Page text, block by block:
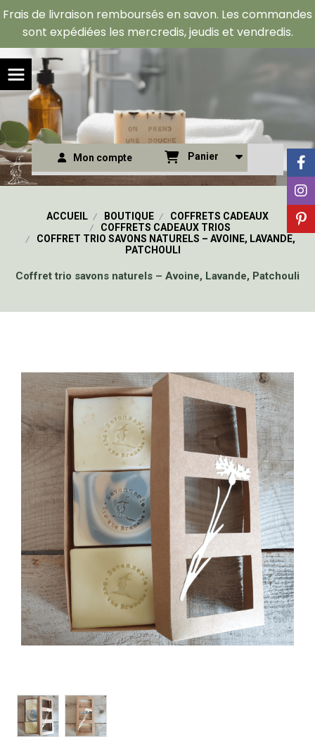
Frais de livraison remboursés en savon. Les commandes
sont expédiées les mercredis, jeudis et vendredis.
Mon compte Panier
ACCUEIL BOUTIQUE
COFFRETS CADEAUX
COFFRETS CADEAUX TRIOS
COFFRET TRIO SAVONS NATURELS – AVOINE, LAVANDE,
PATCHOULI
Coffret trio savons naturels – Avoine, Lavande, Patchouli